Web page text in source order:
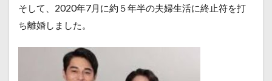
そして、2020年7月に約５年半の夫婦生活に終止符を打
ち離婚しました。